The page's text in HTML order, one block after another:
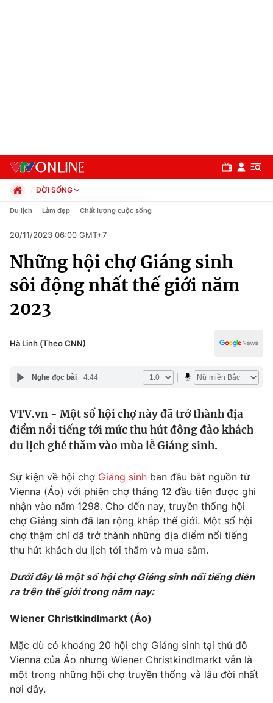
Chuyên mục
Chính trị
Xã hội
Pháp luật
Y tế
Thế giới
Tin tức
Câu chuyện quốc tế
Kinh tế
Tài chính
Thị trường
Góc doanh nghiệp
Dữ liệu và đời sống
Truyền hình
Phim VTV
Hậu trường
Nhân vật
Khán giả
Giải sao mai
Điện ảnh
Đời sống
Du lịch
Làm đẹp
Chất lượng cuộc sống
Tuyển sinh
Học trực tuyến
Công nghệ
Hitech Công nghệ tương lai
ĐỜI SỐNG
Chính trị
Pháp luật
Kinh tế
Thể thao
Truyền hình
Văn hóa - Giải trí
Y tế
Công nghệ
Du lịch Làm đẹp Chất lượng cuộc sống
20/11/2023 06:00 GMT+7
Những hội chợ Giáng sinh
sôi động nhất thế giới năm
2023
Hà Linh (Theo CNN)
Nghe đọc bài 4:44
VTV.vn - Một số hội chợ này đã trở thành địa
điểm nổi tiếng tới mức thu hút đông đảo khách
du lịch ghé thăm vào mùa lễ Giáng sinh.
Sự kiện về hội chợ Giáng sinh ban đầu bắt nguồn từ
Vienna (Áo) với phiên chợ tháng 12 đầu tiên được ghi
nhận vào năm 1298. Cho đến nay, truyền thống hội
chợ Giáng sinh đã lan rộng khắp thế giới. Một số hội
chợ thậm chí đã trở thành những địa điểm nổi tiếng
thu hút khách du lịch tới thăm và mua sắm.
Dưới đây là một số hội chợ Giáng sinh nổi tiếng diễn
ra trên thế giới trong năm nay:
Wiener Christkindlmarkt (Áo)
Mặc dù có khoảng 20 hội chợ Giáng sinh tại thủ đô
Vienna của Áo nhưng Wiener Christkindlmarkt vẫn là
một trong những hội chợ truyền thống và lâu đời nhất
nơi đây.